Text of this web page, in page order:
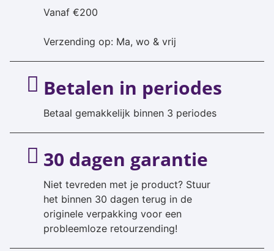
Vanaf €200
Verzending op: Ma, wo & vrij
Betalen in periodes
Betaal gemakkelijk binnen 3 periodes
30 dagen garantie
Niet tevreden met je product? Stuur
het binnen 30 dagen terug in de
originele verpakking voor een
probleemloze retourzending!